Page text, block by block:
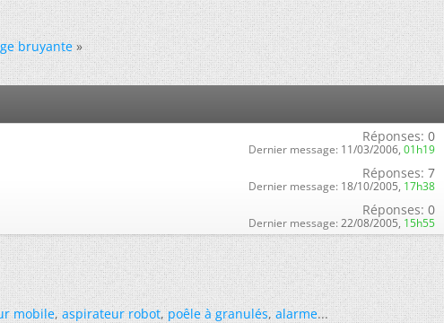
bruyante »
Réponses: 0
Dernier message: 11/03/2006, 01h19
Réponses: 7
Dernier message: 18/10/2005, 17h38
Réponses: 0
Dernier message: 22/08/2005, 15h55
mobile,aspirateur robot,poêle à granulés,alarme...